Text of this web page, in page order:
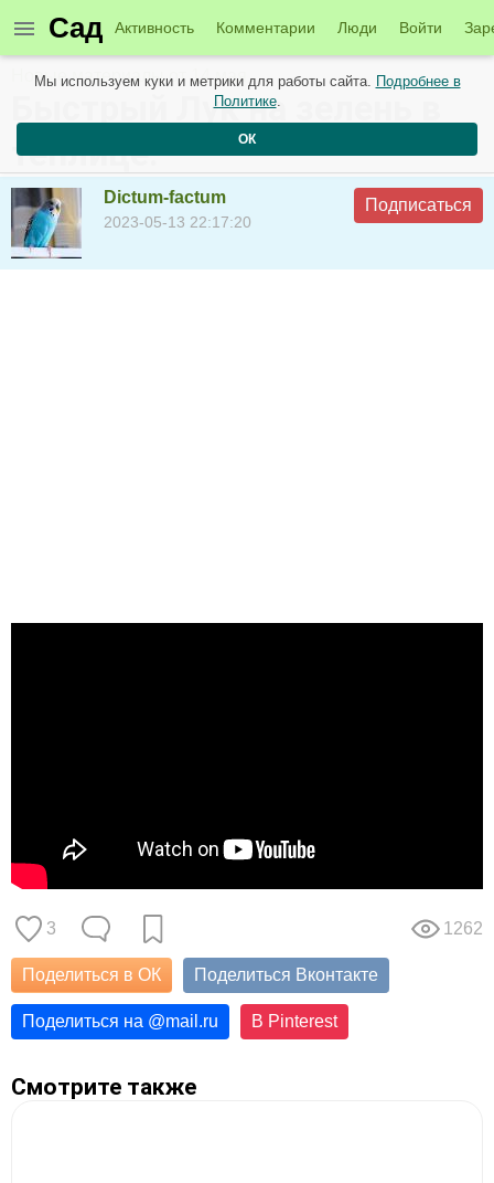
Сад Активность Комментарии Люди Войти
Новые материалы от 14 мая
Быстрый Лук на зелень в
теплице.
Dictum-factum
2023-05-13 22:17:20
Подписаться
3 1262
Поделиться в ОК Поделиться Вконтакте
Поделиться на @mail.ru В Pinterest
Смотрите также
Мы используем куки и метрики для работы сайта. Подробнее в
Политике.
ОК